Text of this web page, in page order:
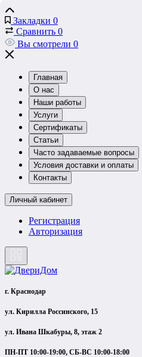
Закладки 0
Сравнить 0
Вы смотрели 0
Главная
О нас
Наши работы
Услуги
Сертификаты
Статьи
Часто задаваемые вопросы
Условия доставки и оплаты
Контакты
Личный кабинет
Регистрация
Авторизация
г. Краснодар
ул. Кирилла Россинского, 15
ул. Ивана Шкабуры, 8, этаж 2
ПН-ПТ 10:00-19:00, СБ-ВС 10:00-18:00